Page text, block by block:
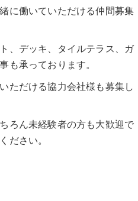
に働いていただける仲間募集
、デッキ、タイルテラス、ガ
も承っております。
ただける協力会社様も募集し
ろん未経験者の方も大歓迎で
ださい。